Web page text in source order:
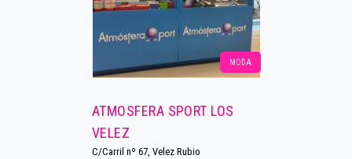
MODA
ATMOSFERA SPORT LOS
VELEZ
C/Carril nº 67, Velez Rubio